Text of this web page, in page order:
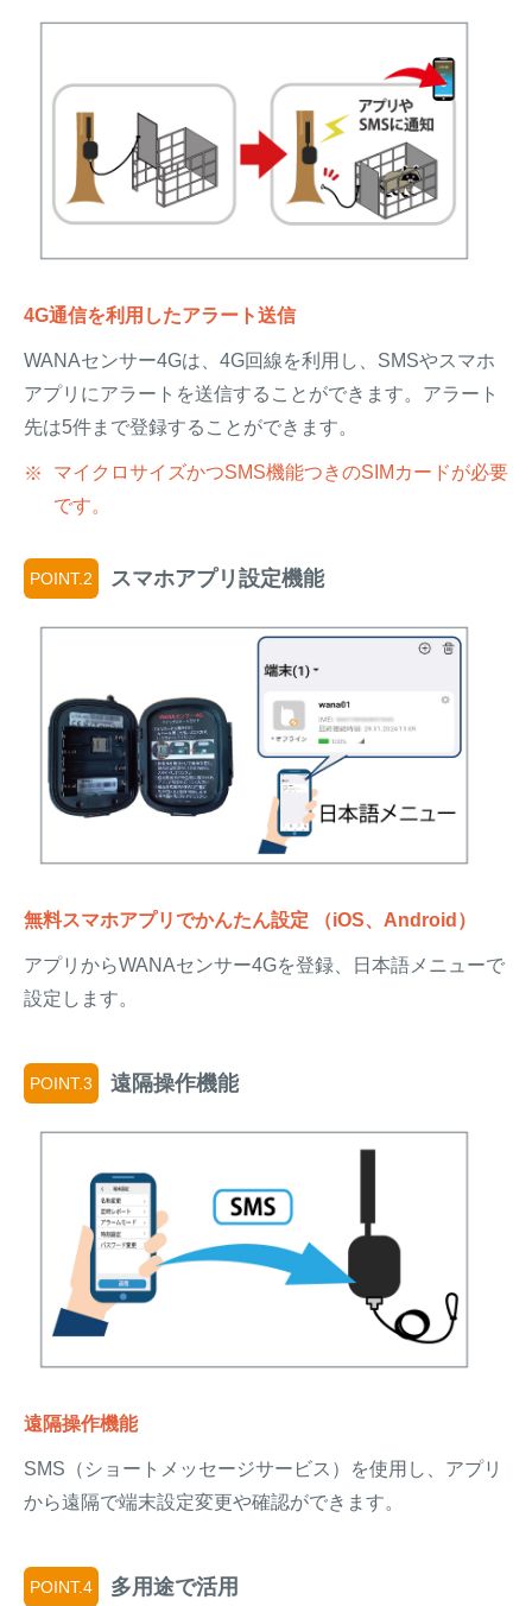
4G通信を利用したアラート送信
WANAセンサー4Gは、4G回線を利用し、SMSやスマホ
アプリにアラートを送信することができます。アラート
先は5件まで登録することができます。
マイクロサイズかつSMS機能つきのSIMカードが必要
です。
POINT.2 スマホアプリ設定機能
無料スマホアプリでかんたん設定 （iOS、Android）
アプリからWANAセンサー4Gを登録、日本語メニューで
設定します。
POINT.3 遠隔操作機能
遠隔操作機能
SMS（ショートメッセージサービス）を使用し、アプリ
から遠隔で端末設定変更や確認ができます。
POINT.4 多用途で活用